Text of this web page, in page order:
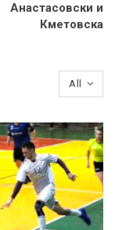
Анастасовски и
Кметовска
All